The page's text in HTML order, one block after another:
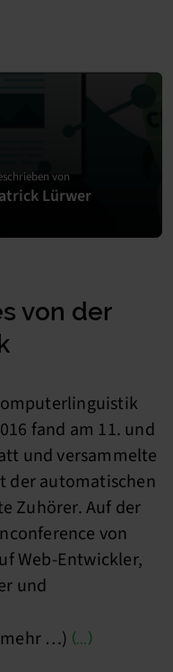
von
Lürwer
von der
fand am 11. und
und versammelte
der automatischen
Zuhörer. Auf der
von
Web-Entwickler,
und
…) (...)